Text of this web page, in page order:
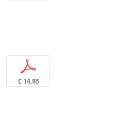
p
€ 14,95